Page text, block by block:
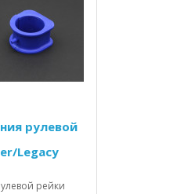
рулевой
Legacy
рейки